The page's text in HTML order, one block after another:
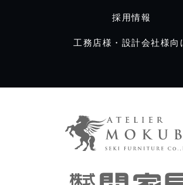
採用情報
工務店様・設計会社様向